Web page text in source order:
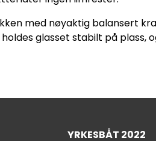
med nøyaktig balansert
glasset stabilt på plass,
YRKESBÅT 2022